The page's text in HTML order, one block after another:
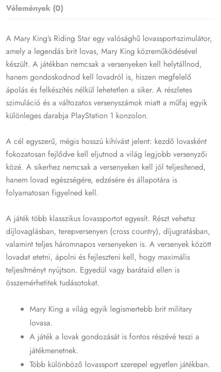
Vélemények (0)
A Mary King’s Riding Star egy valósághű lovassport-szimulátor,
amely a legendás brit lovas, Mary King közreműködésével
készült. A játékban nemcsak a versenyeken kell helytállnod,
hanem gondoskodnod kell lovadról is, hiszen megfelelő
ápolás és felkészítés nélkül lehetetlen a siker. A részletes
szimuláció és a változatos versenyszámok miatt a műfaj egyik
különleges darabja PlayStation 1 konzolon.
A cél egyszerű, mégis hosszú kihívást jelent: kezdő lovasként
fokozatosan fejlődve kell eljutnod a világ legjobb versenyzői
közé. A sikerhez nemcsak a versenyeken kell jól teljesítened,
hanem lovad egészségére, edzésére és állapotára is
folyamatosan figyelned kell.
A játék több klasszikus lovassportot egyesít. Részt vehetsz
díjlovaglásban, terepversenyen (cross country), díjugratásban,
valamint teljes háromnapos versenyeken is. A versenyek között
lovadat etetni, ápolni és fejleszteni kell, hogy maximális
teljesítményt nyújtson. Egyedül vagy barátaid ellen is
összemérhetitek tudásotokat.
Mary King a világ egyik legismertebb brit military
lovasa.
A játék a lovak gondozását is fontos részévé teszi a
játékmenetnek.
Több különböző lovassport szerepel egyetlen játékban.